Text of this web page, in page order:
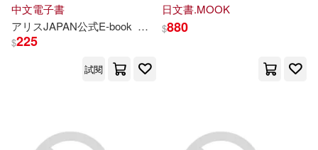
みちのくアタミ(4)
アリスJAPAN電子書籍写真集(4)
コスミック出版(2)
密接吻が忘れられず…免許取
っても マ イ ー 不倫密会 互い
の熱気で窓が曇るほど激しく
カラダを求めあった 雪代美鳳
中文電子書
アリ スJAPAN公式E-book 雪代美鳳
$225
試閱
日文書.MOOK
$880